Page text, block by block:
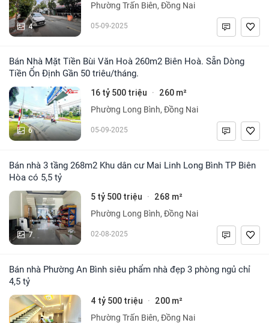
4
Phường Trấn Biên, Đồng Nai
05-09-2025
Bán Nhà Mặt Tiền Bùi Văn Hoà 260m2 Biên Hoà. Sẵn Dòng
Tiền Ổn Định Gần 50 triêu/tháng.
6
16 tỷ 500 triệu · 260 m²
Phường Long Bình, Đồng Nai
05-09-2025
Bán nhà 3 tầng 268m2 Khu dân cư Mai Linh Long Bình TP Biên
Hòa có 5,5 tỷ
7
5 tỷ 500 triệu · 268 m²
Phường Long Bình, Đồng Nai
02-08-2025
Bán nhà Phường An Bình siêu phẩm nhà đẹp 3 phòng ngủ chỉ
4,5 tỷ
4 tỷ 500 triệu · 200 m²
Phường Trấn Biên, Đồng Nai